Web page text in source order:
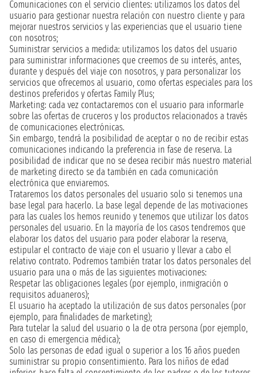
Comunicaciones con el servicio clientes: utilizamos los datos del
usuario para gestionar nuestra relación con nuestro cliente y para
mejorar nuestros servicios y las experiencias que el usuario tiene
con nosotros;
Suministrar servicios a medida: utilizamos los datos del usuario
para suministrar informaciones que creemos de su interés, antes,
durante y después del viaje con nosotros, y para personalizar los
servicios que ofrecemos al usuario, como ofertas especiales para los
destinos preferidos y ofertas Family Plus;
Marketing: cada vez contactaremos con el usuario para informarle
sobre las ofertas de cruceros y los productos relacionados a través
de comunicaciones electrónicas.
Sin embargo, tendrá la posibilidad de aceptar o no de recibir estas
comunicaciones indicando la preferencia in fase de reserva. La
posibilidad de indicar que no se desea recibir más nuestro material
de marketing directo se da también en cada comunicación
electrónica que enviaremos.
Trataremos los datos personales del usuario solo si tenemos una
base legal para hacerlo. La base legal depende de las motivaciones
para las cuales los hemos reunido y tenemos que utilizar los datos
personales del usuario. En la mayoría de los casos tendremos que
elaborar los datos del usuario para poder elaborar la reserva,
estipular el contracto de viaje con el usuario y llevar a cabo el
relativo contrato. Podremos también tratar los datos personales del
usuario para una o más de las siguientes motivaciones:
Respetar las obligaciones legales (por ejemplo, inmigración o
requisitos aduaneros);
El usuario ha aceptado la utilización de sus datos personales (por
ejemplo, para finalidades de marketing);
Para tutelar la salud del usuario o la de otra persona (por ejemplo,
en caso di emergencia médica);
Solo las personas de edad igual o superior a los 16 años pueden
suministrar su propio consentimiento. Para los niños de edad